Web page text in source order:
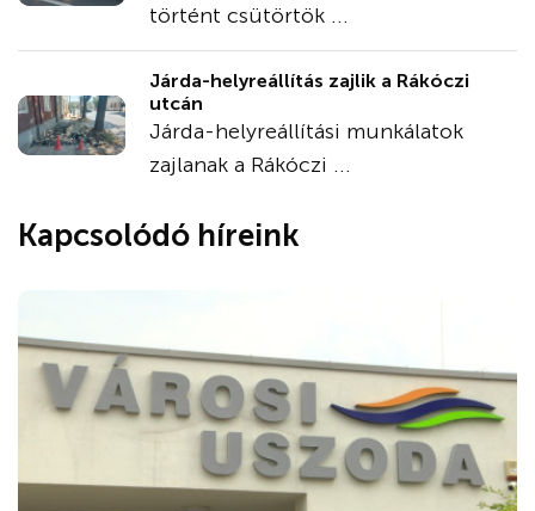
történt csütörtök ...
Járda-helyreállítás zajlik a Rákóczi
utcán
Járda-helyreállítási munkálatok
zajlanak a Rákóczi ...
Kapcsolódó híreink